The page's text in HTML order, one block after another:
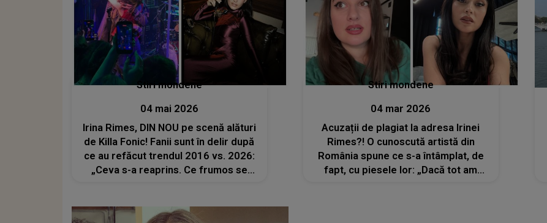
Stiri mondene
04 mai 2026
Irina Rimes, DIN NOU pe scenă alături
de Killa Fonic! Fanii sunt în delir după
ce au refăcut trendul 2016 vs. 2026:
„Ceva s-a reaprins. Ce frumos se
Stiri mondene
04 mar 2026
Acuzații de plagiat la adresa Irinei
Rimes?! O cunoscută artistă din
România spune ce s-a întâmplat, de
fapt, cu piesele lor: „Dacă tot am